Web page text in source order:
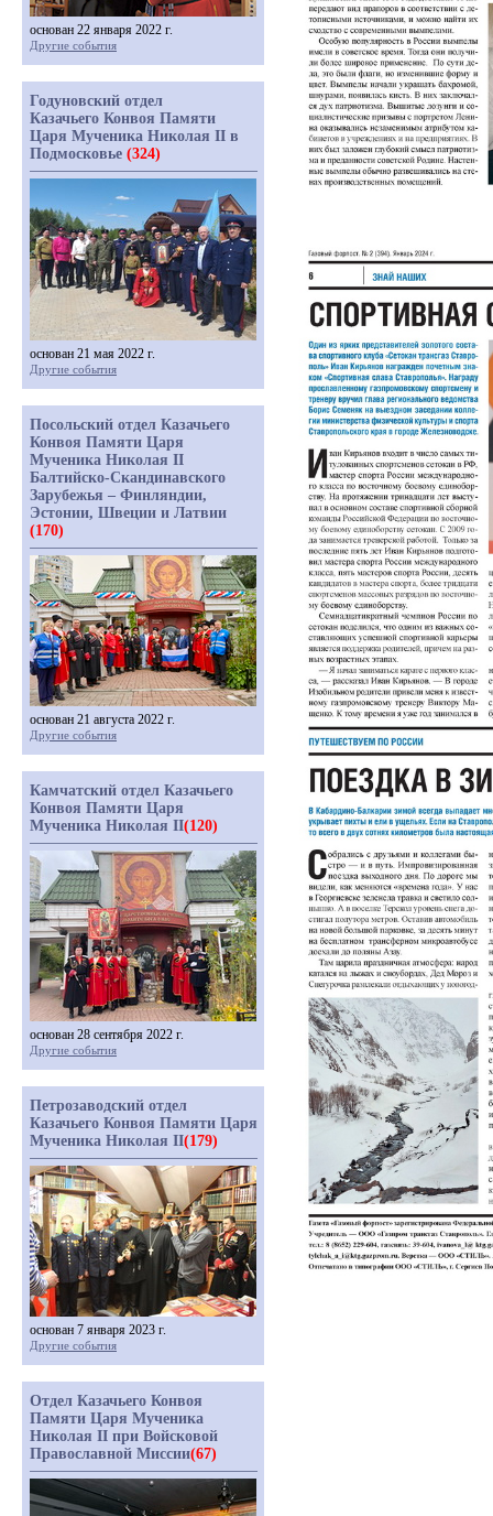
основан 22 января 2022 г.
Другие события
Годуновский отдел
Казачьего Конвоя Памяти
Царя Мученика Николая II в
Подмосковье (324)
основан 21 мая 2022 г.
Другие события
Посольский отдел Казачьего
Конвоя Памяти Царя
Мученика Николая II
Балтийско-Скандинавского
Зарубежья – Финляндии,
Эстонии, Швеции и Латвии
(170)
основан 21 августа 2022 г.
Другие события
Камчатский отдел Казачьего
Конвоя Памяти Царя
Мученика Николая II(120)
основан 28 сентября 2022 г.
Другие события
Петрозаводский отдел
Казачьего Конвоя Памяти Царя
Мученика Николая II(179)
основан 7 января 2023 г.
Другие события
Отдел Казачьего Конвоя
Памяти Царя Мученика
Николая II при Войсковой
Православной Миссии(67)